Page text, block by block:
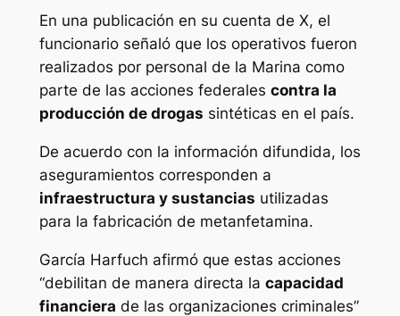
En una publicación en su cuenta de X, el
funcionario señaló que los operativos fueron
realizados por personal de la Marina como
parte de las acciones federales contra la
producción de drogas sintéticas en el país.
De acuerdo con la información difundida, los
aseguramientos corresponden a
infraestructura y sustancias utilizadas
para la fabricación de metanfetamina.
García Harfuch afirmó que estas acciones
“debilitan de manera directa la capacidad
financiera de las organizaciones criminales”